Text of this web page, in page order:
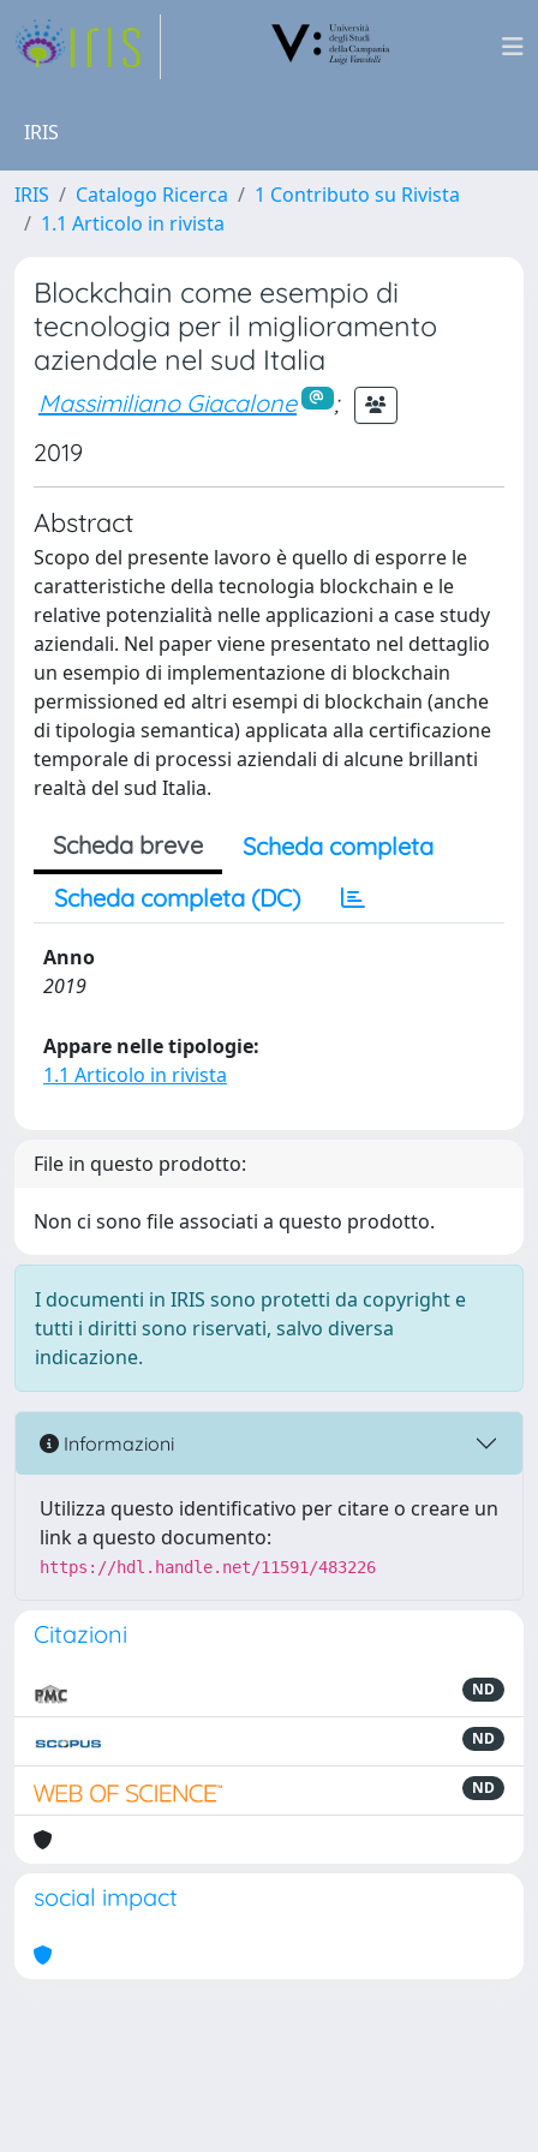
IRIS
IRIS Catalogo Ricerca
1 Contributo su Rivista
1.1 Articolo in rivista
Blockchain come esempio di
tecnologia per il miglioramento
aziendale nel sud Italia
Massimiliano Giacalone
;
2019
Abstract
Scopo del presente lavoro è quello di esporre le
caratteristiche della tecnologia blockchain e le
relative potenzialità nelle applicazioni a case study
aziendali. Nel paper viene presentato nel dettaglio
un esempio di implementazione di blockchain
permissioned ed altri esempi di blockchain (anche
di tipologia semantica) applicata alla certificazione
temporale di processi aziendali di alcune brillanti
realtà del sud Italia.
Scheda breve
Scheda completa
Scheda completa (DC)
Anno
2019
Appare nelle tipologie:
1.1 Articolo in rivista
File in questo prodotto:
Non ci sono file associati a questo prodotto.
I documenti in IRIS sono protetti da copyright e
tutti i diritti sono riservati, salvo diversa
indicazione.
Informazioni
Utilizza questo identificativo per citare o creare un
link a questo documento:
https://hdl.handle.net/11591/483226
Citazioni
ND
ND
ND
social impact